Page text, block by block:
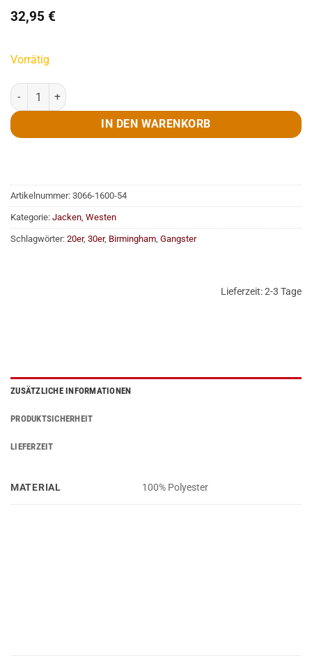
32,95 €
Vorrätig
Weste, Peaky B., grau, Gr. 54 Menge
IN DEN WARENKORB
Artikelnummer: 3066-1600-54
Kategorie: Jacken, Westen
Schlagwörter: 20er, 30er, Birmingham, Gangster
Lieferzeit:2-3 Tage
ZUSÄTZLICHE INFORMATIONEN
PRODUKTSICHERHEIT
LIEFERZEIT
MATERIAL 100% Polyester